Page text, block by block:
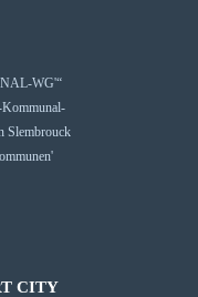
WG'“
CITY